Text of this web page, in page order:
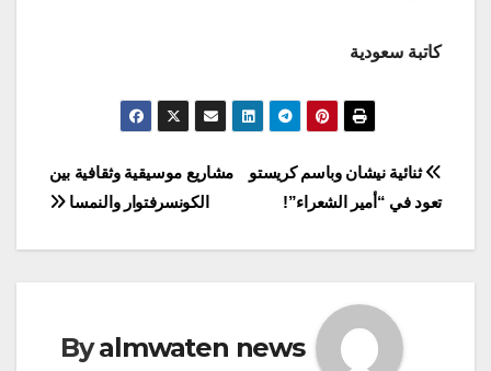
كاتبة سعودية
Post
navigation
مشاريع موسيقية وثقافية بين
الكونسرفتوار والنمسا
ثنائية نيشان وباسم كريستو
تعود في “أمير الشعراء”!
Byalmwaten news